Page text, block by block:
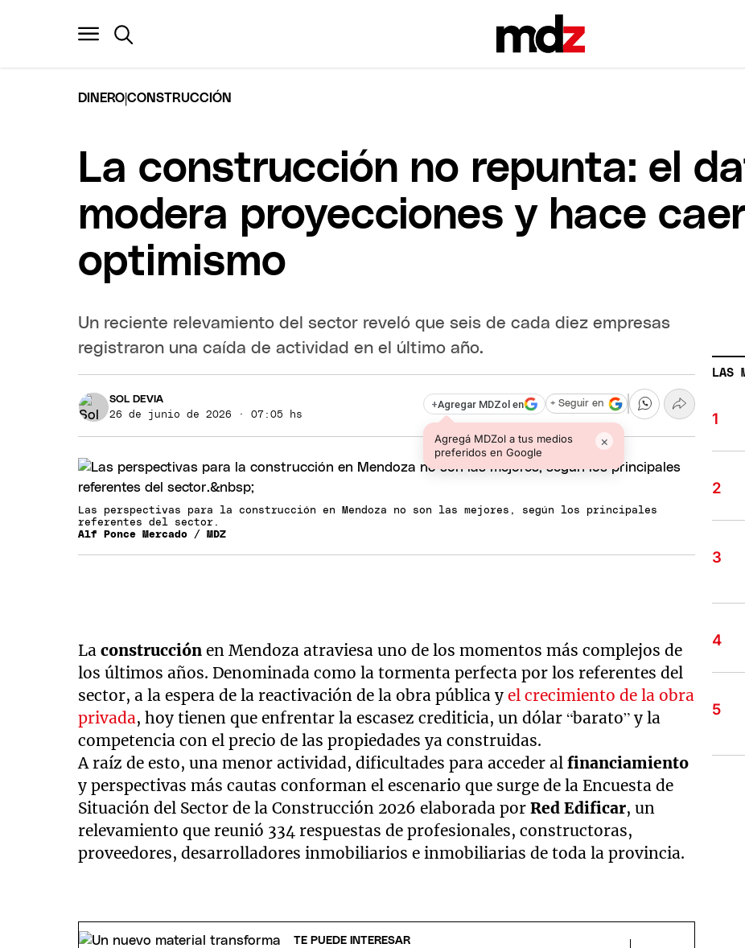
DINERO|CONSTRUCCIÓN
La construcción no repunta: el
modera proyecciones y hace caer
optimismo
Un reciente relevamiento del sector reveló que seis de cada diez empresas
registraron una caída de actividad en el último año.
SOL DEVIA
26 de junio de 2026 · 07:05 hs
+Agregar MDZol en
Agregá MDZol a tus medios
preferidos en Google
×
+ Seguir en
Las perspectivas para la construcción en Mendoza no son las mejores, según los principales
referentes del sector.
Alf Ponce Mercado / MDZ
La construcción en Mendoza atraviesa uno de los momentos más complejos de
los últimos años. Denominada como la tormenta perfecta por los referentes del
sector, a la espera de la reactivación de la obra pública yel crecimiento de la obra
privada, hoy tienen que enfrentar la escasez crediticia, un dólar “barato” y la
competencia con el precio de las propiedades ya construidas.
A raíz de esto, una menor actividad, dificultades para acceder alfinanciamiento
y perspectivas más cautas conforman el escenario que surge de la Encuesta de
Situación del Sector de la Construcción 2026 elaborada porRed Edificar, un
relevamiento que reunió 334 respuestas de profesionales, constructoras,
proveedores, desarrolladores inmobiliarios e inmobiliarias de toda la provincia.
TE PUEDE INTERESAR
LAS